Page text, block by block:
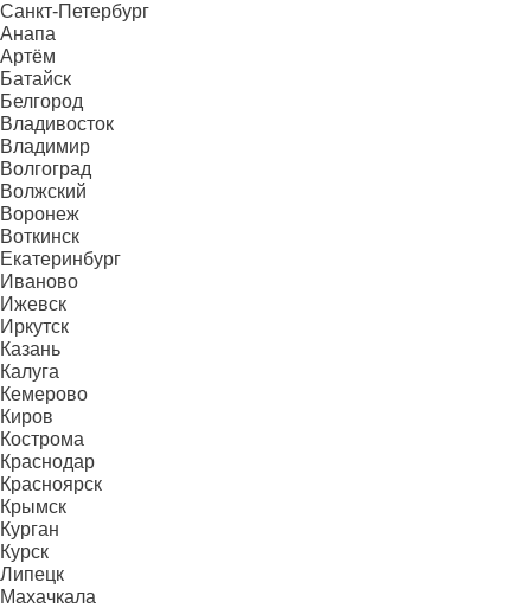
Санкт-Петербург
Анапа
Артём
Батайск
Белгород
Владивосток
Владимир
Волгоград
Волжский
Воронеж
Воткинск
Екатеринбург
Иваново
Ижевск
Иркутск
Казань
Калуга
Кемерово
Киров
Кострома
Краснодар
Красноярск
Крымск
Курган
Курск
Липецк
Махачкала